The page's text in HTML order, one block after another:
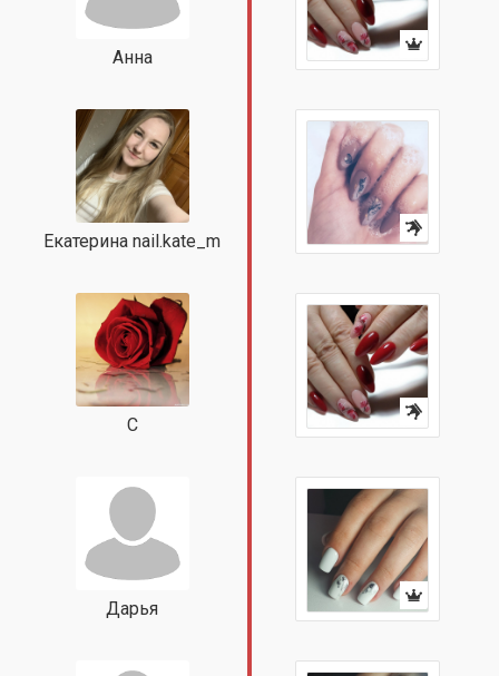
Анна
Екатерина nail.kate_m
С
Дарья